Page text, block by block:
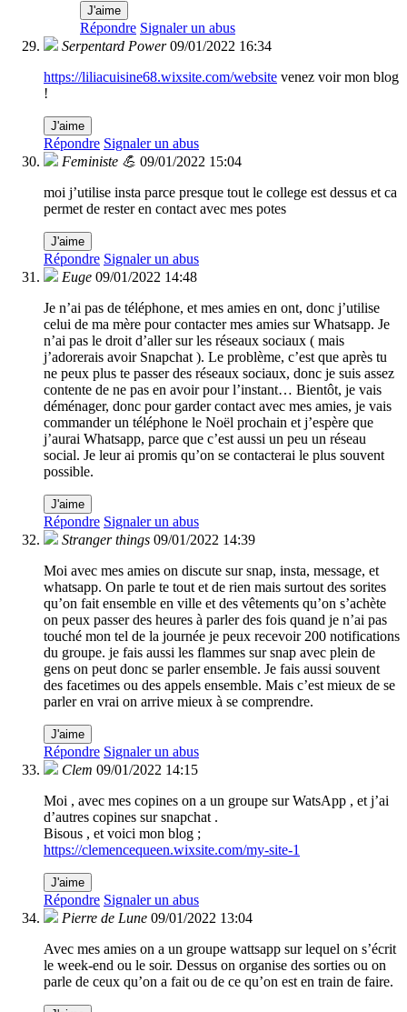
J'aime
Répondre Signaler un abus
Serpentard Power 09/01/2022 16:34
https://liliacuisine68.wixsite.com/website venez voir mon blog
!
J'aime
Répondre Signaler un abus
Feministe 💪 09/01/2022 15:04
moi j’utilise insta parce presque tout le college est dessus et ca
permet de rester en contact avec mes potes
J'aime
Répondre Signaler un abus
Euge 09/01/2022 14:48
Je n’ai pas de téléphone, et mes amies en ont, donc j’utilise
celui de ma mère pour contacter mes amies sur Whatsapp. Je
n’ai pas le droit d’aller sur les réseaux sociaux ( mais
j’adorerais avoir Snapchat ). Le problème, c’est que après tu
ne peux plus te passer des réseaux sociaux, donc je suis assez
contente de ne pas en avoir pour l’instant… Bientôt, je vais
déménager, donc pour garder contact avec mes amies, je vais
commander un téléphone le Noël prochain et j’espère que
j’aurai Whatsapp, parce que c’est aussi un peu un réseau
social. Je leur ai promis qu’on se contacterai le plus souvent
possible.
J'aime
Répondre Signaler un abus
Stranger things 09/01/2022 14:39
Moi avec mes amies on discute sur snap, insta, message, et
whatsapp. On parle te tout et de rien mais surtout des sorites
qu’on fait ensemble en ville et des vêtements qu’on s’achète
on peux passer des heures à parler des fois quand je n’ai pas
touché mon tel de la journée je peux recevoir 200 notifications
du groupe. je fais aussi les flammes sur snap avec plein de
gens on peut donc se parler ensemble. Je fais aussi souvent
des facetimes ou des appels ensemble. Mais c’est mieux de se
parler en vrai on arrive mieux à se comprendre.
J'aime
Répondre Signaler un abus
Clem 09/01/2022 14:15
Moi , avec mes copines on a un groupe sur WatsApp , et j’ai
d’autres copines sur snapchat .
Bisous , et voici mon blog ;
https://clemencequeen.wixsite.com/my-site-1
J'aime
Répondre Signaler un abus
Pierre de Lune 09/01/2022 13:04
Avec mes amies on a un groupe wattsapp sur lequel on s’écrit
le week-end ou le soir. Dessus on organise des sorties ou on
parle de ceux qu’on a fait ou de ce qu’on est en train de faire.